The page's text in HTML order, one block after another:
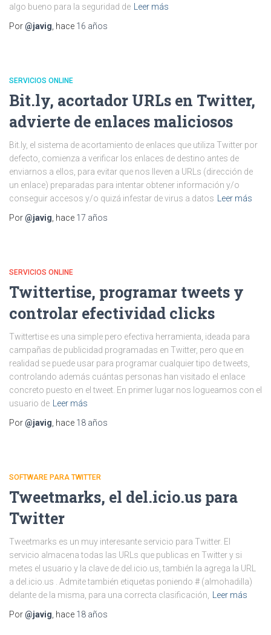
algo bueno para la seguridad de
Leer más
Por@javig , hace 16 años
SERVICIOS ONLINE
Bit.ly, acortador URLs en Twitter,
advierte de enlaces maliciosos
Bit.ly, el sistema de acortamiento de enlaces que utiliza Twitter por
defecto, comienza a verificar los enlaces de destino antes de
enviarnos a ellos, para evitar que nos lleven a URLs (dirección de
un enlace) preparadas para intentar obtener información y/o
conseguir accesos y/o quizá infestar de virus a datos
Leer más
Por@javig , hace 17 años
SERVICIOS ONLINE
Twittertise, programar tweets y
controlar efectividad clicks
Twittertise es una simple pero efectiva herramienta, ideada para
campañas de publicidad programadas en Twitter, pero que en
realidad se puede usar para programar cualquier tipo de tweets,
controlando además cuántas personas han visitado el enlace
concreto puesto en el tweet. En primer lugar nos logueamos con el
usuario de
Leer más
Por@javig , hace 18 años
SOFTWARE PARA TWITTER
Tweetmarks, el del.icio.us para
Twitter
Tweetmarks es un muy interesante servicio para Twitter. El
servicio almacena todas las URLs que publicas en Twitter y si
metes el usuario y la clave de del.icio.us, también la agrega la URL
a del.icio.us . Admite también etiquetas poniendo # (almohadilla)
delante de la misma, para una correcta clasificación,
Leer más
Por@javig , hace 18 años